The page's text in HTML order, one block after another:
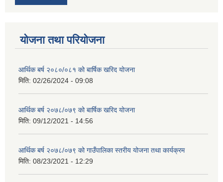
योजना तथा परियोजना
आर्थिक बर्ष २०८०/०८१ को बार्षिक खरिद योजना
मिति: 02/26/2024 - 09:08
आर्थिक बर्ष २०७८/०७९ को बार्षिक खरिद योजना
मिति: 09/12/2021 - 14:56
आर्थिक बर्ष २०७८/०७९ को गाउँपालिका स्तरीय योजना तथा कार्यक्रम
मिति: 08/23/2021 - 12:29